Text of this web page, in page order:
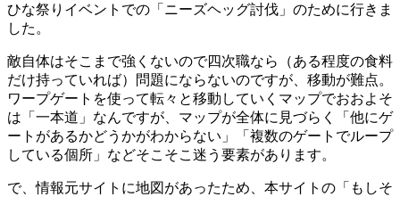
ひな祭りイベントでの「ニーズヘッグ討伐」のために行きま
した。
敵自体はそこまで強くないので四次職なら（ある程度の食料
だけ持っていれば）問題にならないのですが、移動が難点。
ワープゲートを使って転々と移動していくマップでおおよそ
は「一本道」なんですが、マップが全体に見づらく「他にゲ
ートがあるかどうかがわからない」「複数のゲートでループ
している個所」などそこそこ迷う要素があります。
で、情報元サイトに地図があったため、本サイトの「もしそ